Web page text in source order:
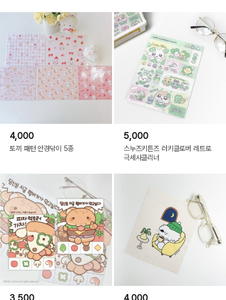
4,000
토끼 패턴 안경닦이 5종
5,000
스누즈키튼즈 러키클로버 레트로
극세사클리너
3,500 4,000